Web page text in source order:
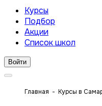
Курсы
Подбор
Акции
Список школ
Войти
Главная Курсы в